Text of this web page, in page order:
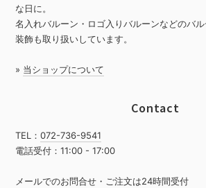
な日に。
名入れバルーン・ロゴ入りバルーンなどのバ
装飾も取り扱いしています。
» 当ショップについて
Contact
TEL：072-736-9541
電話受付：11:00 - 17:00
メールでのお問合せ・ご注文は24時間受付